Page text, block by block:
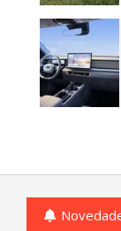
o comercios de